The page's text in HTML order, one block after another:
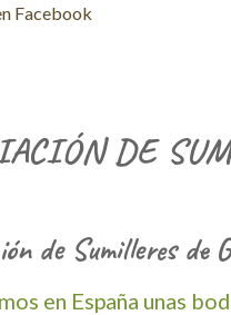
Facebook
DE
de Sumilleres de
en España unas